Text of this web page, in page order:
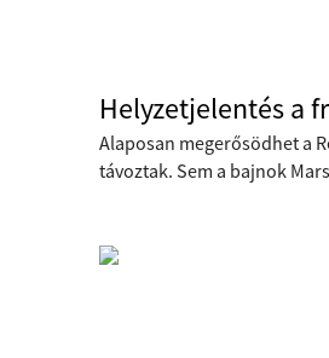
Helyzetjelentés a
Alaposan megerősödhet a
távoztak. Sem a bajnok